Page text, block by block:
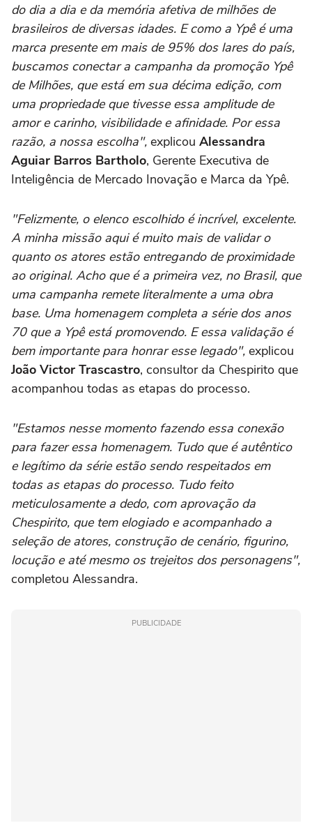
do dia a dia e da memória afetiva de milhões de
brasileiros de diversas idades. E como a Ypê é uma
marca presente em mais de 95% dos lares do país,
buscamos conectar a campanha da promoção Ypê
de Milhões, que está em sua décima edição, com
uma propriedade que tivesse essa amplitude de
amor e carinho, visibilidade e afinidade. Por essa
razão, a nossa escolha", explicou Alessandra
Aguiar Barros Bartholo, Gerente Executiva de
Inteligência de Mercado Inovação e Marca da Ypê.
"Felizmente, o elenco escolhido é incrível, excelente.
A minha missão aqui é muito mais de validar o
quanto os atores estão entregando de proximidade
ao original. Acho que é a primeira vez, no Brasil, que
uma campanha remete literalmente a uma obra
base. Uma homenagem completa a série dos anos
70 que a Ypê está promovendo. E essa validação é
bem importante para honrar esse legado", explicou
João Victor Trascastro, consultor da Chespirito que
acompanhou todas as etapas do processo.
"Estamos nesse momento fazendo essa conexão
para fazer essa homenagem. Tudo que é autêntico
e legítimo da série estão sendo respeitados em
todas as etapas do processo. Tudo feito
meticulosamente a dedo, com aprovação da
Chespirito, que tem elogiado e acompanhado a
seleção de atores, construção de cenário, figurino,
locução e até mesmo os trejeitos dos personagens",
completou Alessandra.
PUBLICIDADE